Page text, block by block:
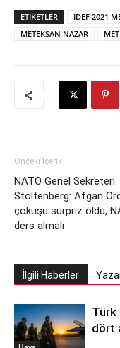
ETIKETLER IDEF 2021
METEKSAN NAZAR
Önceki İçerik
NATO Genel Sekreteri
Stoltenberg: Afgan
çöküşü sürpriz oldu,
ders almalı
İlgili Haberler
Türk
dört